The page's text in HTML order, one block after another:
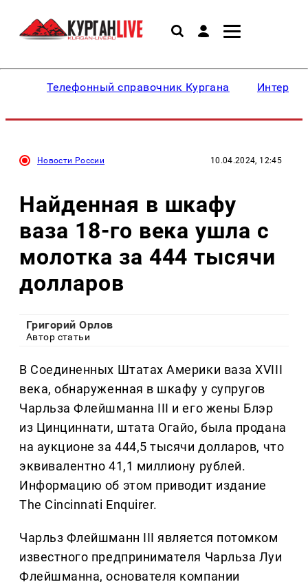
Телефонный справочник Кургана
Новости России 10.04.2024, 12:45
Найденная в шкафу
ваза 18-го века ушла с
молотка за 444 тысячи
долларов
Григорий Орлов
Автор статьи
В Соединенных Штатах Америки ваза XVIII
века, обнаруженная в шкафу у супругов
Чарльза Флейшманна III и его жены Блэр
из Цинциннати, штата Огайо, была продана
на аукционе за 444,5 тысячи долларов, что
эквивалентно 41,1 миллиону рублей.
Информацию об этом приводит издание
The Cincinnati Enquirer.
Чарльз Флейшманн III является потомком
известного предпринимателя Чарльза Луи
Флейшманна, основателя компании